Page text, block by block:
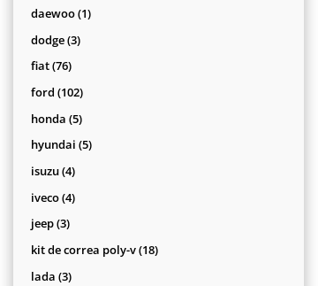
productos
daewoo 11
dodge 33
fiat 7676
productos
ford 102102
productos
honda 55
productos
hyundai 55
isuzu 44
productos
iveco 44
jeep 33
productos
kit de correa poly-v 1818
lada 33